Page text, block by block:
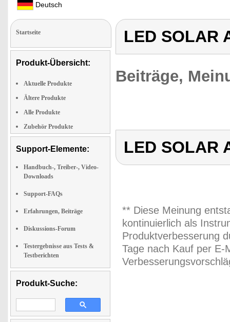
Deutsch
Startseite
Produkt-Übersicht:
Aktuelle Produkte
Ältere Produkte
Alle Produkte
Zubehör Produkte
Support-Elemente:
Handbuch-, Treiber-, Video-
Downloads
Support-FAQs
Erfahrungen, Beiträge
Diskussions-Forum
Testergebnisse aus Tests &
Testberichten
Produkt-Suche:
LED SOLAR
Beiträge,
LED SOLAR
** Diese Meinung
kontinuierlich als
Produktverbesserung
Tage nach Kauf per E-